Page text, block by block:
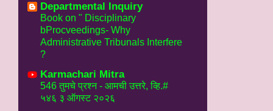
Departmental Inquiry
Book on " Disciplinary
bProcveedings- Why
Administrative Tribunals Interfere
?
Karmachari Mitra
546 तुमचे प्रश्न - आमची उत्तरे, व्हि.#
५४६ ३ ऑगस्ट २०२६